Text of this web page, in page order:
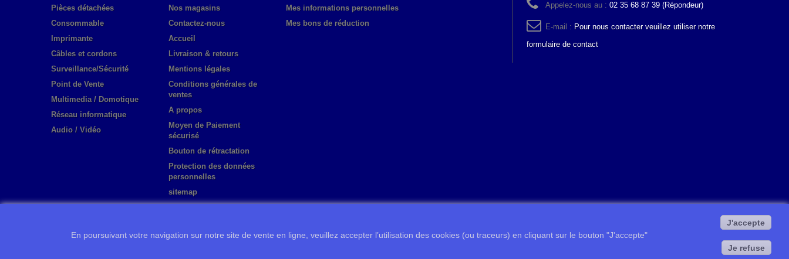
Pièces détachées
Consommable
Imprimante
Câbles et cordons
Surveillance/Sécurité
Point de Vente
Multimedia / Domotique
Réseau informatique
Audio / Vidéo
Nos magasins
Contactez-nous
Accueil
Livraison & retours
Mentions légales
Conditions générales de
ventes
A propos
Moyen de Paiement
sécurisé
Bouton de rétractation
Protection des données
personnelles
sitemap
Mes informations personnelles
Mes bons de réduction
Appelez-nous au : 02 35 68 87 39 (Répondeur)
E-mail : Pour nous contacter veuillez utiliser notre
formulaire de contact
En poursuivant votre navigation sur notre site de vente en ligne, veuillez accepter l’utilisation des cookies (ou traceurs) en cliquant sur le bouton "J'accepte"
J'accepte
Je refuse